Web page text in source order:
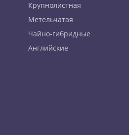
Крупнолистная
Метельчатая
Чайно-гибридные
Английские